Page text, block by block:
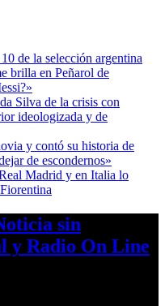
de la selección argentina
brilla en Peñarol de
Silva de la crisis con
ideologizada y de
y contó su historia de
de escondernos»
Madrid y en Italia lo
sin
y Radio On Line